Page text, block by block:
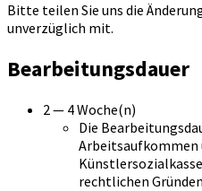
Bitte teilen Sie uns die
unverzüglich mit.
Bearbeitungsdauer
2 — 4 Woche(n)
Die
Arbeitsaufkommen
rechtlichen